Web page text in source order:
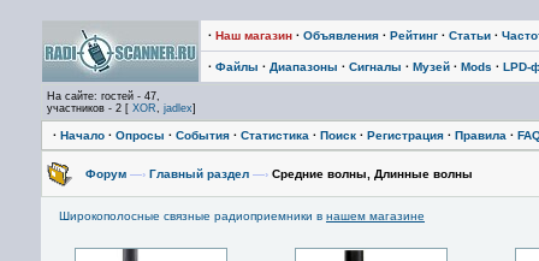
· Наш магазин · Объявления · Рейтинг · Статьи ·
· Файлы · Диапазоны · Сигналы · Музей · Mods · LPD-
На сайте: гостей - 47,
участников - 2 [ XOR, jadlex]
· Начало · Опросы · События · Статистика · Поиск · Регистрация · Правила ·
Форум —› Главный раздел —› Средние волны, Длинные волны
Широкополосные связные радиоприемники в нашем магазине